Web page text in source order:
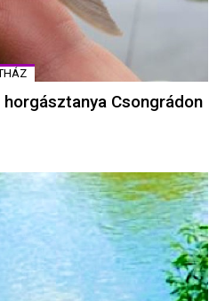
Csongrádon